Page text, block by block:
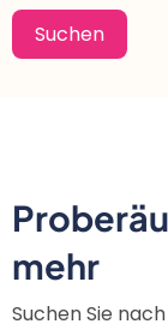
mehr
Suchen Sie